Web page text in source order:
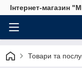
Інтернет-магазин
Товари та